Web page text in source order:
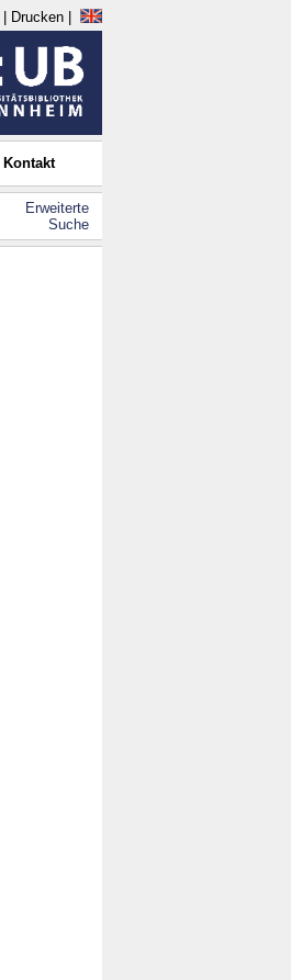
Drucken
Kontakt
Erweiterte
Suche